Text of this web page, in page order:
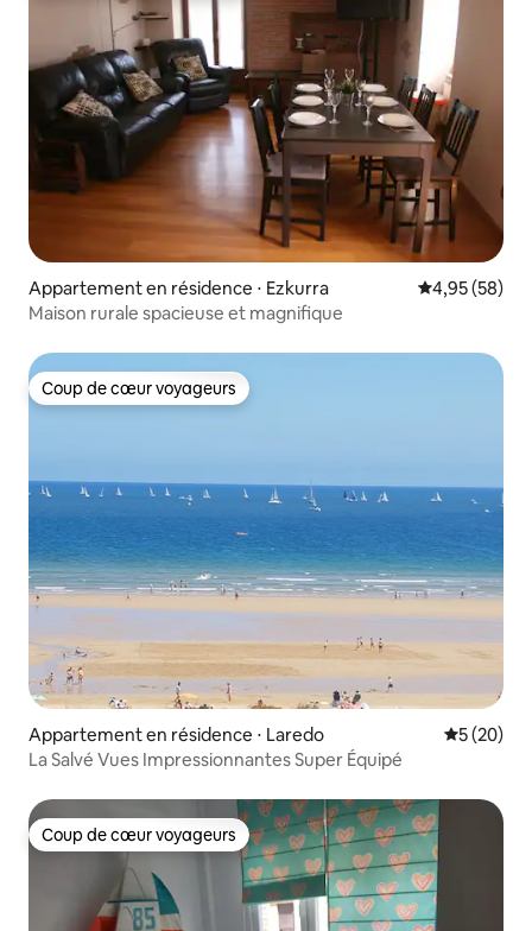
Appartement en résidence ⋅ Ezkurra Évaluation
4,95 (58)
Maison rurale spacieuse et magnifique
Coup de cœur voyageurs
Coup de cœur voyageurs
Appartement en résidence ⋅ Laredo
5 (20)
La Salvé Vues Impressionnantes Super Équipé
Coup de cœur voyageurs
Coup de cœur voyageurs